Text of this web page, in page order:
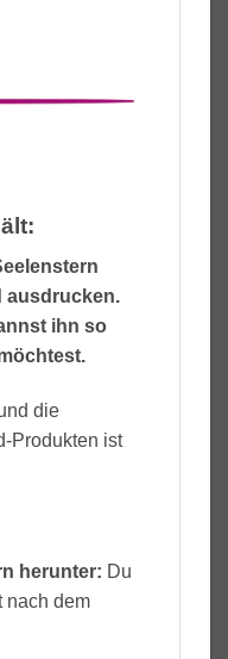
ausdrucken.
ihn so
die
Produkten ist
herunter: Du
nach dem